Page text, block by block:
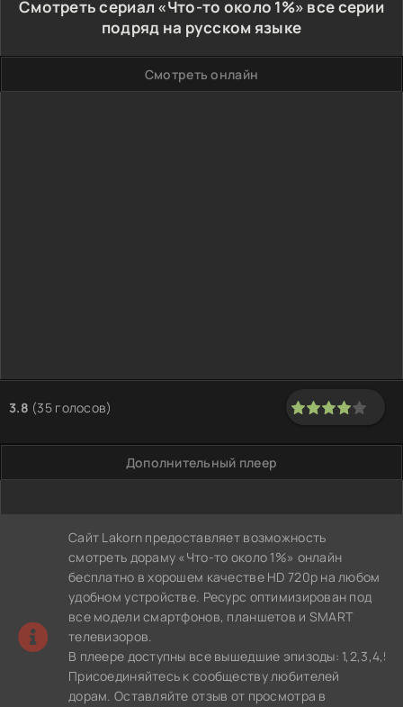
Смотреть сериал «Что-то около 1%» все серии
подряд на русском языке
Смотреть онлайн
3.8 (35голосов)
Дополнительный плеер
Сайт Lakorn предоставляет возможность
смотреть дораму «Что-то около 1%» онлайн
бесплатно в хорошем качестве HD 720p на любом
удобном устройстве. Ресурс оптимизирован под
все модели смартфонов, планшетов и SMART
телевизоров.
В плеере доступны все вышедшие эпизоды:
Присоединяйтесь к сообществу любителей
дорам. Оставляйте отзыв от просмотра в